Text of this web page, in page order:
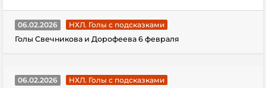
06.02.2026
НХЛ. Голы с подсказками
Голы Свечникова и Дорофеева 6 февраля
06.02.2026
НХЛ. Голы с подсказками